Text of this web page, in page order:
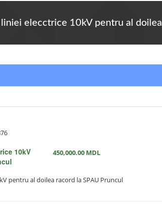
elecctrice 10kV pentru al doilea
10kV
450,000.00 MDL
pentru al doilea racord la SPAU Pruncul